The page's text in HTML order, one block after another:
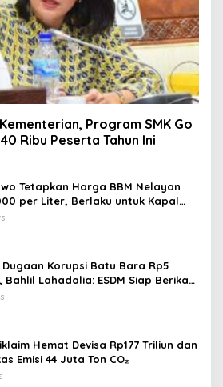
Program SMK Go
Ribu Peserta Tahun Ini
Tetapkan Harga BBM Nelayan
per Liter, Berlaku untuk Kapal
GT
Dugaan Korupsi Batu Bara Rp5
Bahlil Lahadalia: ESDM Siap Berikan
Hemat Devisa Rp177 Triliun dan
Emisi 44 Juta Ton CO₂